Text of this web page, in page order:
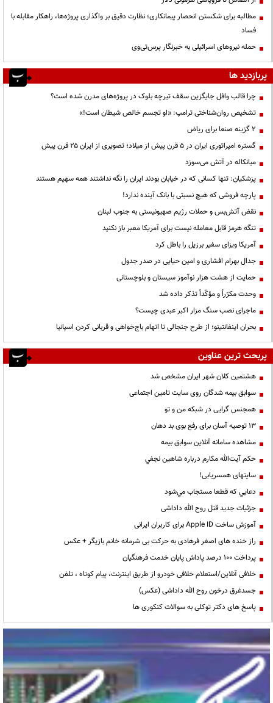
مطالبه برای شکستن انحصار پیمانکاری؛ نظارت دقیق بر واگذاری پروژه‌ها، راهکار مقابله با
فساد
حمله نیروهای اسرائیلی به خبرنگار پرس‌تی‌وی
پربازدید ها
چرا قالب وافل جایگزین سقف تیرچه بلوک در پروژه‌های مدرن شده است؟
تشخیص روان‌شناختی ترامپ: «او تجسم خالص شیطان است!»
۲ گزینه صنعا برای ریاض
گستره امپراتوری ایران در ۵ قرن پیش از میلاد؛ تصویری از ایران ۲۵ قرن پیش
میانکاله در آتش می‌سوزد
پزشکیان: تنها کسانی که در خیابان بودند ایران را نگه نداشتند همه سهیم هستند
پارچه فروشی که هیچ نسبتی با بانک آینده ندارد!
نقض آتش‌بس و حملات رژیم صهیونیستی به جنوب لبنان
تنگه هرمز قابل معامله نیست برای آمریکا معبر باز نکنید
آمریکا ویزای سفیر برزیل را باطل کرد
جدال بهرام افشاری و امین حیایی در صدر جدول
حمایت از هشت هزار نوآموز سیستان و بلوچستانی
وحدت مکرّراً و مؤکّداً تذکر داده شد
ماجرای نصب سنگ مزار اکبر عبدی چیست؟
بحران اینفانتینو؛ از طرح جنجالی تا اتهام باج‌خواهی و قربانی کردن اسپانیا
پربحث ترین عناوین
هشتمین کلان شهر ایران مشخص شد
سوابق بیمه شدگان روی سایت تامین اجتماعی
همجنس گرایی در شبکه من و تو
13 توصیه آسان برای رفع بوی بد دهان
مشاهده سامانه آنلاين سوابق بیمه
حكم آيت‌الله مكارم درباره شاهين نجفي
سایتهای همسریابی!
دعايي كه قطعا مستجاب مي‌شود
جزئیات جدید قتل روح الله داداشی
آموزش ساخت Apple ID برای کاربران ایرانی
راز خنده های اصغر فرهادی به حرکت بی شرمانه خانم بازیگر + عکس
پرداخت ۱۰۰ درصد پاداش پایان خدمت فرهنگیان
خلافی آنلاین/استعلام خلافی خودرو از طریق اینترنت، پیام کوتاه ، تلفن
جسدغرق درخون روح الله داداشی (عکس)
پاسخ های دکتر توکلی به سوالات کنکوری ها